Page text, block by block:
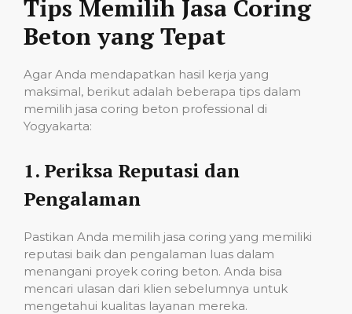
Tips Memilih Jasa Coring
Beton yang Tepat
Agar Anda mendapatkan hasil kerja yang
maksimal, berikut adalah beberapa tips dalam
memilih jasa coring beton professional di
Yogyakarta:
1. Periksa Reputasi dan
Pengalaman
Pastikan Anda memilih jasa coring yang memiliki
reputasi baik dan pengalaman luas dalam
menangani proyek coring beton. Anda bisa
mencari ulasan dari klien sebelumnya untuk
mengetahui kualitas layanan mereka.